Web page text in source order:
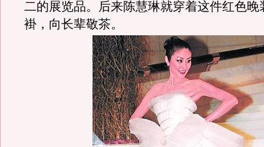
二的展览品。后来陈慧琳就穿着这件红色晚
褂，向长辈敬茶。